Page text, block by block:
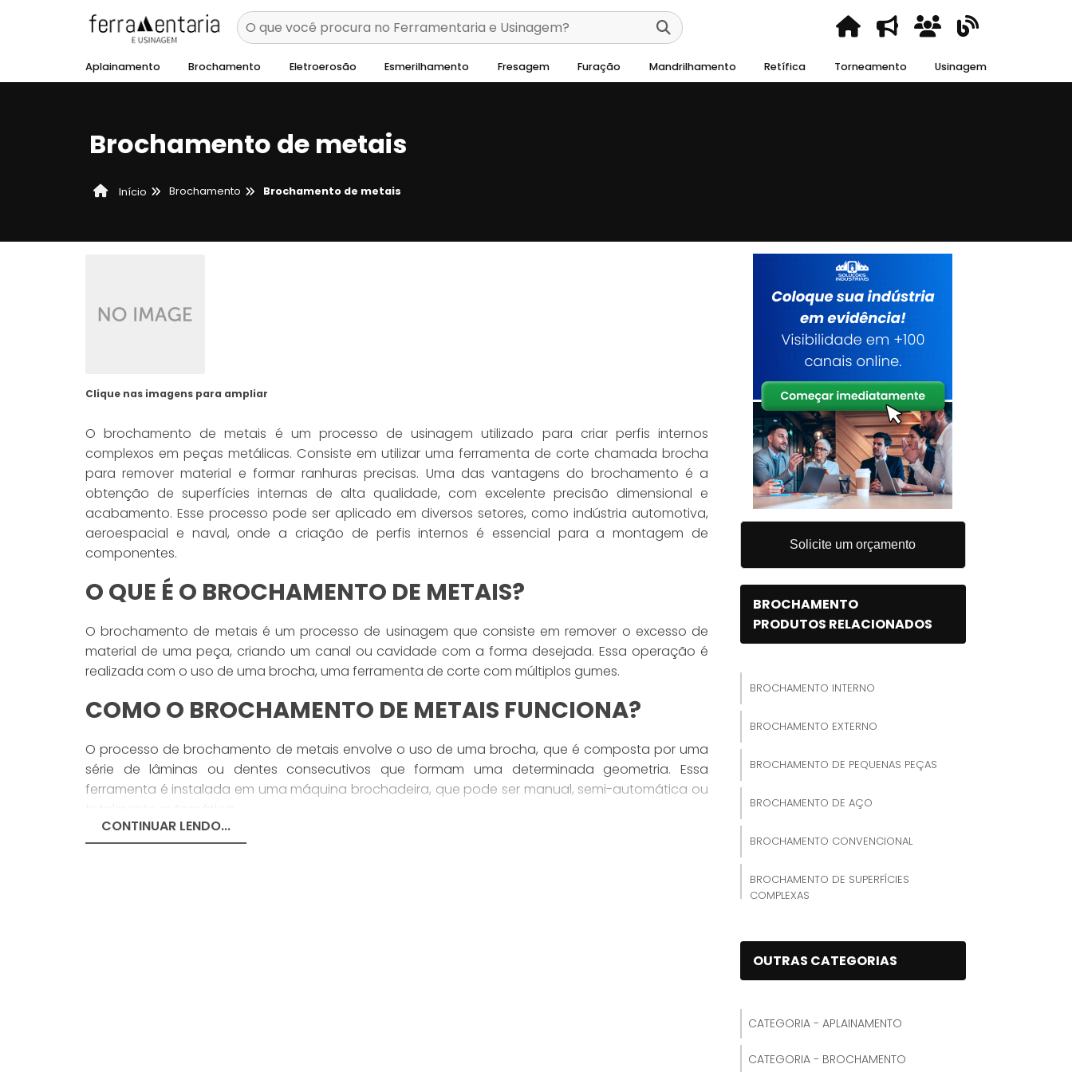
Aplainamento Brochamento Eletroerosão Esmerilhamento Fresagem Furação Mandrilhamento Retífica Torneamento Usinagem
Brochamento de metais
Início Brochamento Brochamento de metais
Clique nas imagens para ampliar
O brochamento de metais é um processo de usinagem utilizado para criar perfis internos
complexos em peças metálicas. Consiste em utilizar uma ferramenta de corte chamada brocha
para remover material e formar ranhuras precisas. Uma das vantagens do brochamento é a
obtenção de superfícies internas de alta qualidade, com excelente precisão dimensional e
acabamento. Esse processo pode ser aplicado em diversos setores, como indústria automotiva,
aeroespacial e naval, onde a criação de perfis internos é essencial para a montagem de
componentes.
O QUE É O BROCHAMENTO DE METAIS?
O brochamento de metais é um processo de usinagem que consiste em remover o excesso de
material de uma peça, criando um canal ou cavidade com a forma desejada. Essa operação é
realizada com o uso de uma brocha, uma ferramenta de corte com múltiplos gumes.
COMO O BROCHAMENTO DE METAIS FUNCIONA?
O processo de brochamento de metais envolve o uso de uma brocha, que é composta por uma
série de lâminas ou dentes consecutivos que formam uma determinada geometria. Essa
ferramenta é instalada em uma máquina brochadeira, que pode ser manual, semi-automática ou
totalmente automática.
Durante a operação de brochamento, a ferramenta é inserida gradualmente na peça de trabalho,
CONTINUAR LENDO...
Solicite um orçamento
BROCHAMENTO
PRODUTOS RELACIONADOS
BROCHAMENTO INTERNO
BROCHAMENTO EXTERNO
BROCHAMENTO DE PEQUENAS PEÇAS
BROCHAMENTO DE AÇO
BROCHAMENTO CONVENCIONAL
BROCHAMENTO DE SUPERFÍCIES
COMPLEXAS
OUTRAS CATEGORIAS
CATEGORIA - APLAINAMENTO
CATEGORIA - BROCHAMENTO